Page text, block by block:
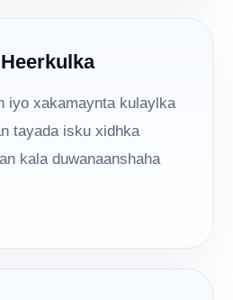
iyo xakamaynta kulaylka
tayada isku xidhka
kala duwanaanshaha